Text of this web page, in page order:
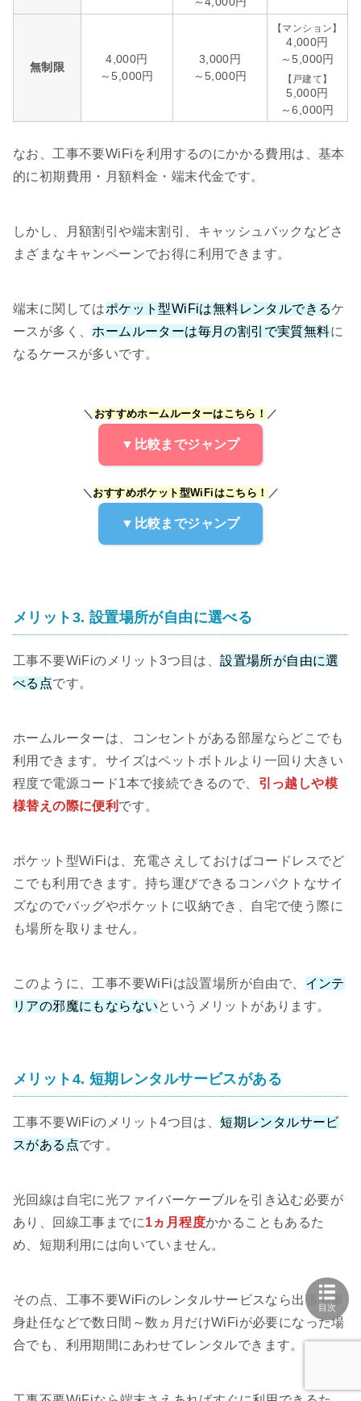
無制限
4,000円
～5,000円
3,000円
～5,000円
【マンション】
4,000円
～5,000円
【戸建て】
5,000円
～6,000円
なお、工事不要WiFiを利用するのにかかる費用は、基本
的に初期費用・月額料金・端末代金です。
しかし、月額割引や端末割引、キャッシュバックなどさ
まざまなキャンペーンでお得に利用できます。
端末に関してはポケット型WiFiは無料レンタルできるケ
ースが多く、 ホームルーターは毎月の割引で実質無料に
なるケースが多いです。
＼ おすすめホームルーターはこちら！ ／
▼比較までジャンプ
＼ おすすめポケット型WiFiはこちら！ ／
▼比較までジャンプ
メリット3. 設置場所が自由に選べる
工事不要WiFiのメリット3つ目は、設置場所が自由に選
べる点です。
ホームルーターは、コンセントがある部屋ならどこでも
利用できます。サイズはペットボトルより一回り大きい
程度で電源コード1本で接続できるので、 引っ越しや模
様替えの際に便利 です。
ポケット型WiFiは、充電さえしておけばコードレスでど
こでも利用できます。持ち運びできるコンパクトなサイ
ズなのでバッグやポケットに収納でき、自宅で使う際に
も場所を取りません。
このように、工事不要WiFiは設置場所が自由で、 インテ
リアの邪魔にもならないというメリットがあります。
メリット4. 短期レンタルサービスがある
工事不要WiFiのメリット4つ目は、短期レンタルサービ
スがある点です。
光回線は自宅に光ファイバーケーブルを引き込む必要が
あり、回線工事までに1ヵ月程度かかることもあるた
め、短期利用には向いていません。
その点、工事不要WiFiのレンタルサービスなら出張や単
身赴任などで数日間～数ヵ月だけWiFiが必要になった場
合でも、利用期間にあわせてレンタルできます。
目次